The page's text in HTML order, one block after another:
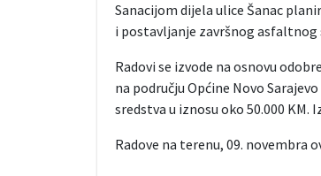
Sanacijom dijela ulice Šanac
i postavljanje završnog asfaltnog
Radovi se izvode na osnovu
na području Općine Novo
sredstva u iznosu oko 50.000 KM.
Radove na terenu, 09. novembra